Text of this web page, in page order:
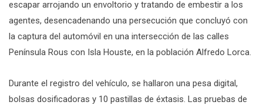
escapar arrojando un envoltorio y tratando de embestir a los
agentes, desencadenando una persecución que concluyó con
la captura del automóvil en una intersección de las calles
Península Rous con Isla Houste, en la población Alfredo Lorca.
Durante el registro del vehículo, se hallaron una pesa digital,
bolsas dosificadoras y 10 pastillas de éxtasis. Las pruebas de